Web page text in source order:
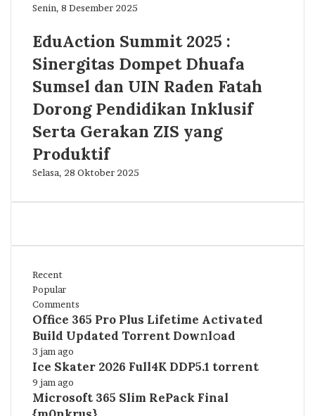
Senin, 8 Desember 2025
EduAction Summit 2025 :
Sinergitas Dompet Dhuafa
Sumsel dan UIN Raden Fatah
Dorong Pendidikan Inklusif
Serta Gerakan ZIS yang
Produktif
Selasa, 28 Oktober 2025
Recent
Popular
Comments
Office 365 Pro Plus Lifetime Activated
Build Updated Torrent Dow𝚗l𝚘аd
3 jam ago
Ice Skater 2026 Full4K DDP5.1 torrent
9 jam ago
Microsoft 365 Slim RePack Final